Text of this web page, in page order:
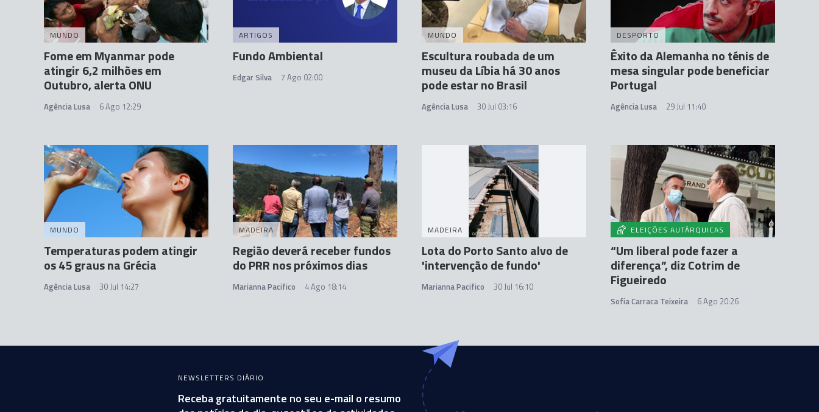
MUNDO
Fome em Myanmar pode
atingir 6,2 milhões em
Outubro, alerta ONU
Agência Lusa 6 Ago 12:29
ARTIGOS
Fundo Ambiental
Edgar Silva 7 Ago 02:00
MUNDO
Escultura roubada de um
museu da Líbia há 30 anos
pode estar no Brasil
Agência Lusa 30 Jul 03:16
DESPORTO
Êxito da Alemanha no ténis de
mesa singular pode beneficiar
Portugal
Agência Lusa 29 Jul 11:40
MUNDO
Temperaturas podem atingir
os 45 graus na Grécia
Agência Lusa 30 Jul 14:27
MADEIRA
Região deverá receber fundos
do PRR nos próximos dias
Marianna Pacifico 4 Ago 18:14
MADEIRA
Lota do Porto Santo alvo de
'intervenção de fundo'
Marianna Pacifico 30 Jul 16:10
ELEIÇÕES AUTÁRQUICAS
“Um liberal pode fazer a
diferença”, diz Cotrim de
Figueiredo
Sofia Carraca Teixeira 6 Ago 20:26
NEWSLETTERS DIÁRIO
Receba gratuitamente no seu e-mail o resumo